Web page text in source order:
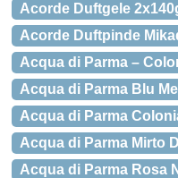
Acorde Duftgele
Acorde Duftpinde
Acqua di Parma –
Acqua di Parma Blu
Acqua di Parma
Acqua di Parma Mirto
Acqua di Parma Rosa